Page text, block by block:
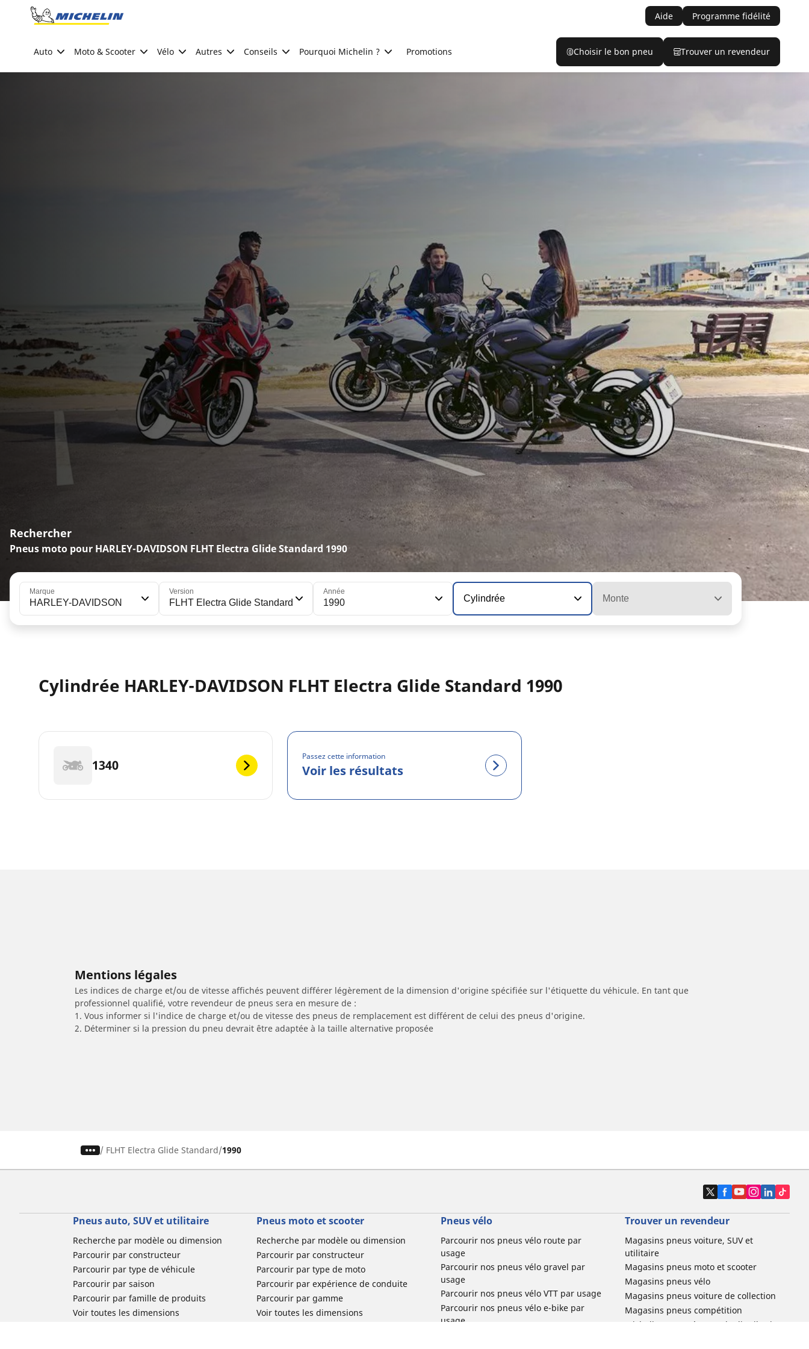
Go to page content
Aide Programme fidélité
Auto Moto & Scooter Vélo Autres Conseils Pourquoi Michelin ? Promotions Choisir le bon pneu Trouver un revendeur
Rechercher
Pneus moto pour HARLEY-DAVIDSON FLHT Electra Glide Standard 1990
Marque
HARLEY-DAVIDSON
Version
FLHT Electra Glide Standard
Année
1990 Cylindrée Monte
Cylindrée HARLEY-DAVIDSON FLHT Electra Glide Standard 1990
1340
Passez cette information
Voir les résultats
Mentions légales
Les indices de charge et/ou de vitesse affichés peuvent différer légèrement de la dimension d'origine spécifiée sur l'étiquette du véhicule. En tant que
professionnel qualifié, votre revendeur de pneus sera en mesure de :
1. Vous informer si l'indice de charge et/ou de vitesse des pneus de remplacement est différent de celui des pneus d'origine.
2. Déterminer si la pression du pneu devrait être adaptée à la taille alternative proposée
/ FLHT Electra Glide Standard 1990
Pneus auto, SUV et utilitaire
Recherche par modèle ou dimension
Parcourir par constructeur
Parcourir par type de véhicule
Parcourir par saison
Parcourir par famille de produits
Voir toutes les dimensions
Pneus moto et scooter
Recherche par modèle ou dimension
Parcourir par constructeur
Parcourir par type de moto
Parcourir par expérience de conduite
Parcourir par gamme
Voir toutes les dimensions
Pneus vélo
Parcourir nos pneus vélo route par
usage
Parcourir nos pneus vélo gravel par
usage
Parcourir nos pneus vélo VTT par usage
Parcourir nos pneus vélo e-bike par
usage
Trouver un revendeur
Magasins pneus voiture, SUV et
utilitaire
Magasins pneus moto et scooter
Magasins pneus vélo
Magasins pneus voiture de collection
Magasins pneus compétition
Michelin et ses réseaux de distribution